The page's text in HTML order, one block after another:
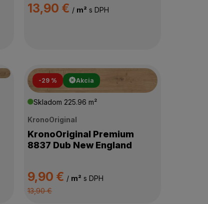
13,90 € / m² s DPH
-29 % Akcia
Skladom 225.96 m²
KronoOriginal
KronoOriginal Premium
8837 Dub New England
9,90 € / m² s DPH
13,90 €